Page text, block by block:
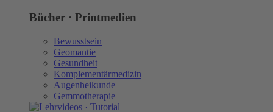
Bücher · Printmedien
Bewusstsein
Geomantie
Gesundheit
Komplementärmedizin
Augenheikunde
Gemmotherapie